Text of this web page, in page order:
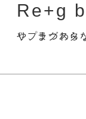
Re+g
リプラグスタッフによる、リプラグ